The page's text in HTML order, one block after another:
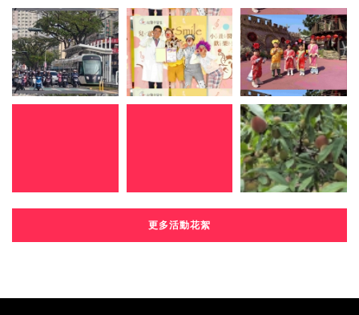
更多活動花絮